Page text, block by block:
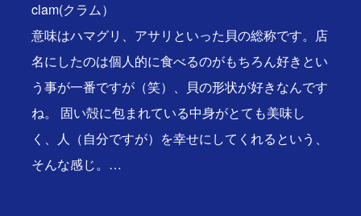
clam(クラム）
意味はハマグリ、アサリといった貝の総称です。店
名にしたのは個人的に食べるのがもちろん好きとい
う事が一番ですが（笑）、貝の形状が好きなんです
ね。 固い殻に包まれている中身がとても美味し
く、人（自分ですが）を幸せにしてくれるという、
そんな感じ。…